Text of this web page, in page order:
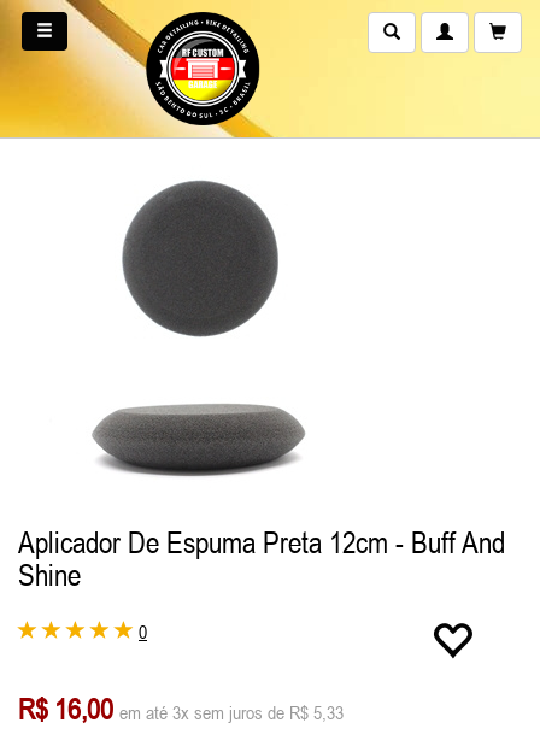
Aplicador De Espuma Preta 12cm - Buff And
Shine
0
R$ 16,00 em até 3x sem juros de R$ 5,33